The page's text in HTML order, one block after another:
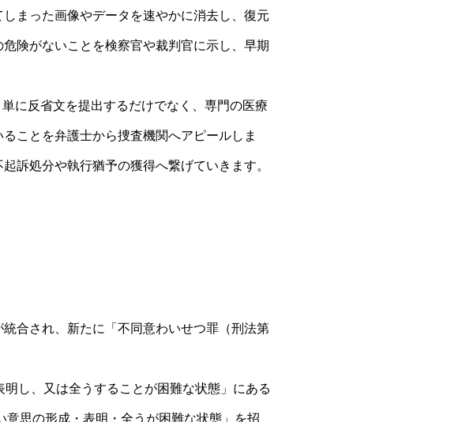
まった画像やデータを速やかに消去し、復元
険がないことを検察官や裁判官に示し、早期
に反省文を提出するだけでなく、専門の医療
ことを弁護士から捜査機関へアピールしま
訴処分や執行猶予の獲得へ繋げていきます。
合され、新たに「不同意わいせつ罪（刑法第
し、又は全うすることが困難な状態」にある
思の形成・表明・全うが困難な状態」を招